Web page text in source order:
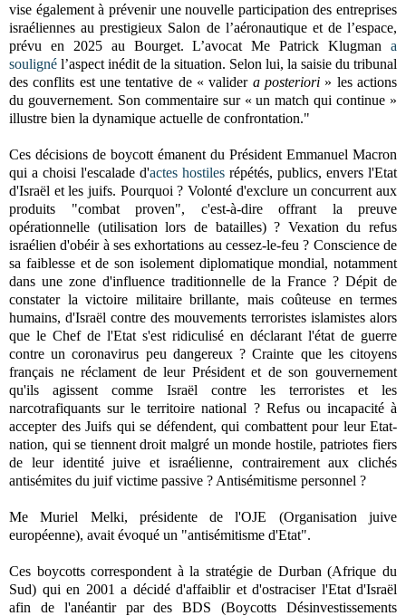
vise également à prévenir une nouvelle participation des entreprises
israéliennes au prestigieux Salon de l’aéronautique et de l’espace,
prévu en 2025 au Bourget. L’avocat Me Patrick Klugman a
souligné l’aspect inédit de la situation. Selon lui, la saisie du tribunal
des conflits est une tentative de « valider a posteriori » les actions
du gouvernement. Son commentaire sur « un match qui continue »
illustre bien la dynamique actuelle de confrontation."
Ces décisions de boycott émanent du Président Emmanuel Macron
qui a choisi l'escalade d'actes hostiles répétés, publics, envers l'Etat
d'Israël et les juifs. Pourquoi ? Volonté d'exclure un concurrent aux
produits "combat proven", c'est-à-dire offrant la preuve
opérationnelle (utilisation lors de batailles) ? Vexation du refus
israélien d'obéir à ses exhortations au cessez-le-feu ? Conscience de
sa faiblesse et de son isolement diplomatique mondial, notamment
dans une zone d'influence traditionnelle de la France ? Dépit de
constater la victoire militaire brillante, mais coûteuse en termes
humains, d'Israël contre des mouvements terroristes islamistes alors
que le Chef de l'Etat s'est ridiculisé en déclarant l'état de guerre
contre un coronavirus peu dangereux ? Crainte que les citoyens
français ne réclament de leur Président et de son gouvernement
qu'ils agissent comme Israël contre les terroristes et les
narcotrafiquants sur le territoire national ? Refus ou incapacité à
accepter des Juifs qui se défendent, qui combattent pour leur Etat-
nation, qui se tiennent droit malgré un monde hostile, patriotes fiers
de leur identité juive et israélienne, contrairement aux clichés
antisémites du juif victime passive ? Antisémitisme personnel ?
Me Muriel Melki, présidente de l'OJE (Organisation juive
européenne), avait évoqué un "antisémitisme d'Etat".
Ces boycotts correspondent à la stratégie de Durban (Afrique du
Sud) qui en 2001 a décidé d'affaiblir et d'ostraciser l'Etat d'Israël
afin de l'anéantir par des BDS (Boycotts Désinvestissements